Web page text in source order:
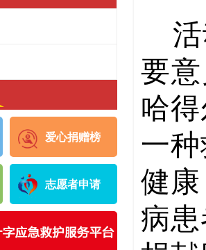
爱心捐赠榜
志愿者申请
要
哈
一
健
病